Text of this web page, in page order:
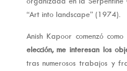
“Art into landscape” (1974).
Anish Kapoor comenzó como
elección, me interesan los
tras numerosos trabajos y